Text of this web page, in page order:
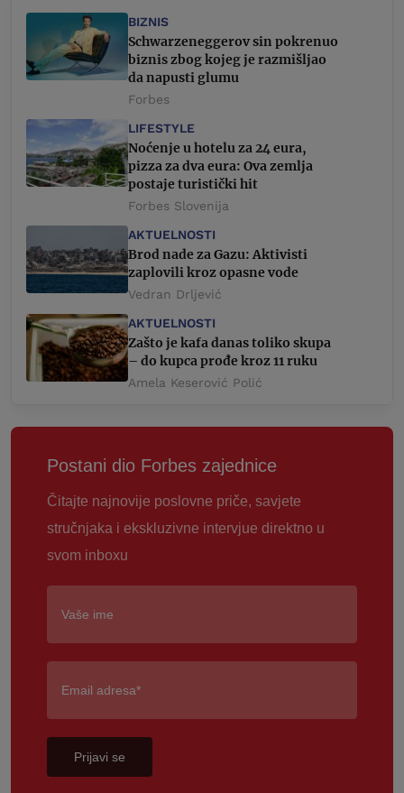
BIZNIS
Schwarzeneggerov sin pokrenuo
biznis zbog kojeg je razmišljao
da napusti glumu
Forbes
LIFESTYLE
Noćenje u hotelu za 24 eura,
pizza za dva eura: Ova zemlja
postaje turistički hit
Forbes Slovenija
AKTUELNOSTI
Brod nade za Gazu: Aktivisti
zaplovili kroz opasne vode
Vedran Drljević
AKTUELNOSTI
Zašto je kafa danas toliko skupa
– do kupca prođe kroz 11 ruku
Amela Keserović Polić
Postani dio Forbes zajednice
Čitajte najnovije poslovne priče, savjete
stručnjaka i ekskluzivne intervjue direktno u
svom inboxu
Prijavi se